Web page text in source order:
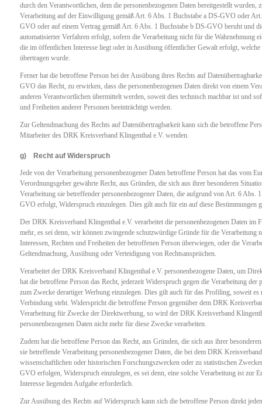
durch den Verantwortlichen, dem die personenbezogenen Daten bereitgestellt wurden,
Verarbeitung auf der Einwilligung gemäß Art. 6 Abs. 1 Buchstabe a DS-GVO oder
GVO oder auf einem Vertrag gemäß Art. 6 Abs. 1 Buchstabe b DS-GVO beruht und
automatisierter Verfahren erfolgt, sofern die Verarbeitung nicht für die Wahrnehmung
die im öffentlichen Interesse liegt oder in Ausübung öffentlicher Gewalt erfolgt,
übertragen wurde.
Ferner hat die betroffene Person bei der Ausübung ihres Rechts auf
GVO das Recht, zu erwirken, dass die personenbezogenen Daten direkt von einem
anderen Verantwortlichen übermittelt werden, soweit dies technisch machbar ist und
und Freiheiten anderer Personen beeinträchtigt werden.
Zur Geltendmachung des Rechts auf Datenübertragbarkeit kann sich die betroffene
Mitarbeiter des DRK Kreisverband Klingenthal e.V. wenden.
g) Recht auf Widerspruch
Jede von der Verarbeitung personenbezogener Daten betroffene Person hat das vom
Verordnungsgeber gewährte Recht, aus Gründen, die sich aus ihrer besonderen
Verarbeitung sie betreffender personenbezogener Daten, die aufgrund von Art. 6 Abs.
GVO erfolgt, Widerspruch einzulegen. Dies gilt auch für ein auf diese Bestimmungen
Der DRK Kreisverband Klingenthal e.V. verarbeitet die personenbezogenen Daten im
mehr, es sei denn, wir können zwingende schutzwürdige Gründe für die Verarbeitung
Interessen, Rechten und Freiheiten der betroffenen Person überwiegen, oder die
Geltendmachung, Ausübung oder Verteidigung von Rechtsansprüchen.
Verarbeitet der DRK Kreisverband Klingenthal e.V. personenbezogene Daten, um
hat die betroffene Person das Recht, jederzeit Widerspruch gegen die Verarbeitung der
zum Zwecke derartiger Werbung einzulegen. Dies gilt auch für das Profiling, soweit
Verbindung steht. Widerspricht die betroffene Person gegenüber dem DRK
Verarbeitung für Zwecke der Direktwerbung, so wird der DRK Kreisverband
personenbezogenen Daten nicht mehr für diese Zwecke verarbeiten.
Zudem hat die betroffene Person das Recht, aus Gründen, die sich aus ihrer
sie betreffende Verarbeitung personenbezogener Daten, die bei dem DRK
wissenschaftlichen oder historischen Forschungszwecken oder zu statistischen
GVO erfolgen, Widerspruch einzulegen, es sei denn, eine solche Verarbeitung ist zur
Interesse liegenden Aufgabe erforderlich.
Zur Ausübung des Rechts auf Widerspruch kann sich die betroffene Person direkt